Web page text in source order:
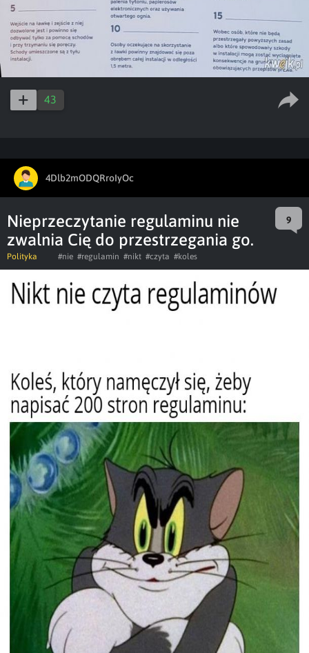
43
4Dlb2mODQRroIyOc
Nieprzeczytanie regulaminu nie
zwalnia Cię do przestrzegania go.
9
Polityka #nie #regulamin #nikt #czyta #koles